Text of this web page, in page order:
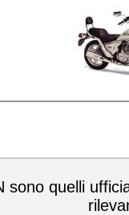
sono quelli